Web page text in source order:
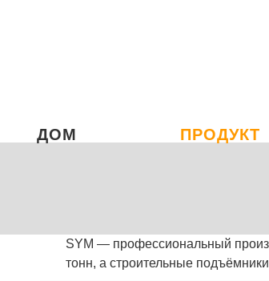
ДОМ ПРОДУКТ
SYM — профессиональный
тонн, а строительные